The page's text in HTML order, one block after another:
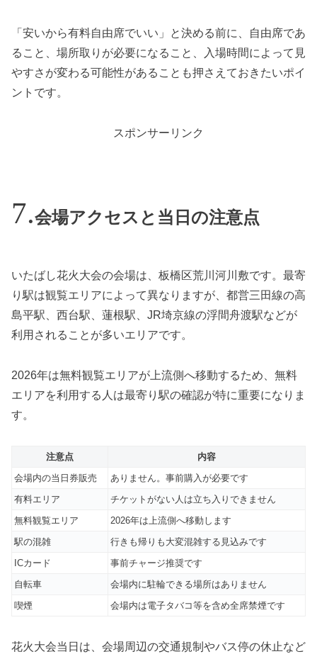
「安いから有料自由席でいい」と決める前に、自由席であ
ること、場所取りが必要になること、入場時間によって見
やすさが変わる可能性があることも押さえておきたいポイ
ントです。
スポンサーリンク
会場アクセスと当日の注意点
いたばし花火大会の会場は、板橋区荒川河川敷です。最寄
り駅は観覧エリアによって異なりますが、都営三田線の高
島平駅、西台駅、蓮根駅、JR埼京線の浮間舟渡駅などが
利用されることが多いエリアです。
2026年は無料観覧エリアが上流側へ移動するため、無料
エリアを利用する人は最寄り駅の確認が特に重要になりま
す。
注意点
内容
会場内の当日券販売
ありません。事前購入が必要です
有料エリア
チケットがない人は立ち入りできません
無料観覧エリア
2026年は上流側へ移動します
駅の混雑
行きも帰りも大変混雑する見込みです
ICカード
事前チャージ推奨です
自転車
会場内に駐輪できる場所はありません
喫煙
会場内は電子タバコ等を含め全席禁煙です
花火大会当日は、会場周辺の交通規制やバス停の休止など